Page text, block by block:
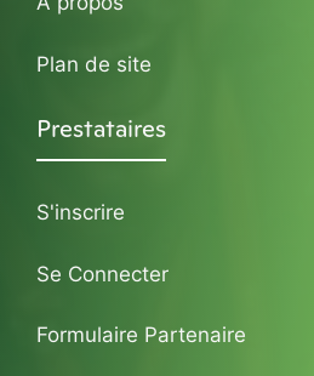
Plan de site
Prestataires
S'inscrire
Se Connecter
Formulaire Partenaire